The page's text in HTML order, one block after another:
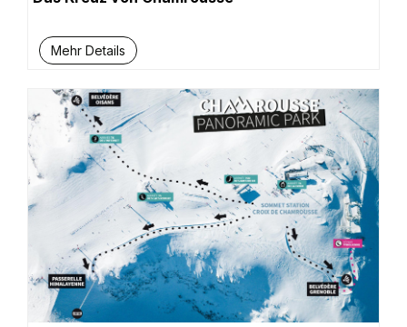
Mehr Details